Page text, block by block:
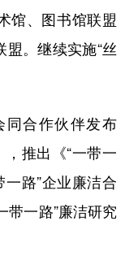
馆、图书馆联盟
。继续实施“丝
合作伙伴发布
，推出《“一带一
路”企业廉洁合
带一路”廉洁研究